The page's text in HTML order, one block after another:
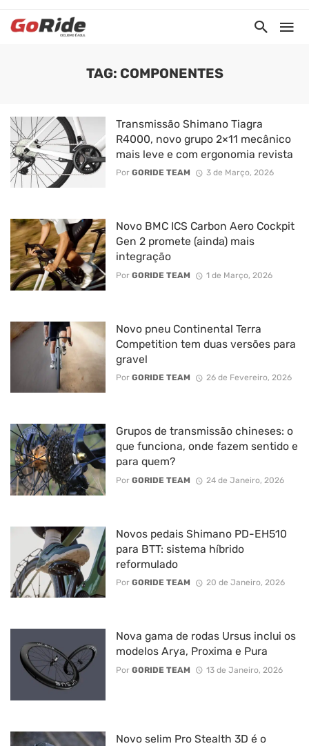
TAG: COMPONENTES
Transmissão Shimano Tiagra
R4000, novo grupo 2×11 mecânico
mais leve e com ergonomia revista
Por GORIDE TEAM 3 de Março, 2026
Novo BMC ICS Carbon Aero Cockpit
Gen 2 promete (ainda) mais
integração
Por GORIDE TEAM 1 de Março, 2026
Novo pneu Continental Terra
Competition tem duas versões para
gravel
Por GORIDE TEAM 26 de Fevereiro, 2026
Grupos de transmissão chineses: o
que funciona, onde fazem sentido e
para quem?
Por GORIDE TEAM 24 de Janeiro, 2026
Novos pedais Shimano PD-EH510
para BTT: sistema híbrido
reformulado
Por GORIDE TEAM 20 de Janeiro, 2026
Nova gama de rodas Ursus inclui os
modelos Arya, Proxima e Pura
Por GORIDE TEAM 13 de Janeiro, 2026
Novo selim Pro Stealth 3D é o